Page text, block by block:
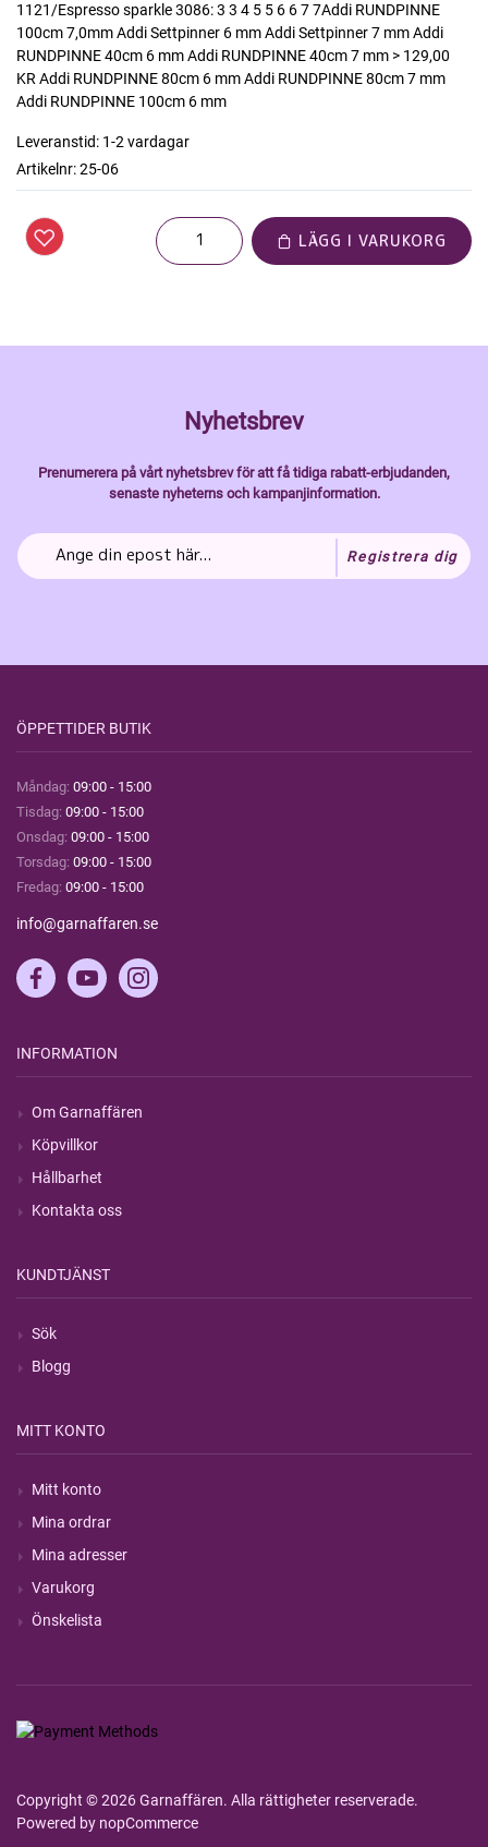
1121/Espresso sparkle 3086: 3 3 4 5 5 6 6 7 7Addi RUNDPINNE
100cm 7,0mm Addi Settpinner 6 mm Addi Settpinner 7 mm Addi
RUNDPINNE 40cm 6 mm Addi RUNDPINNE 40cm 7 mm > 129,00
KR Addi RUNDPINNE 80cm 6 mm Addi RUNDPINNE 80cm 7 mm
Addi RUNDPINNE 100cm 6 mm
Leveranstid: 1-2 vardagar
Artikelnr:25-06
LÄGG I VARUKORG
Nyhetsbrev
Prenumerera på vårt nyhetsbrev för att få tidiga rabatt-erbjudanden,
senaste nyheterns och kampanjinformation.
Registrera dig
ÖPPETTIDER BUTIK
Måndag: 09:00 - 15:00
Tisdag: 09:00 - 15:00
Onsdag: 09:00 - 15:00
Torsdag: 09:00 - 15:00
Fredag: 09:00 - 15:00
info@garnaffaren.se
INFORMATION
Om Garnaffären
Köpvillkor
Hållbarhet
Kontakta oss
KUNDTJÄNST
Sök
Blogg
MITT KONTO
Mitt konto
Mina ordrar
Mina adresser
Varukorg
Önskelista
Copyright © 2026 Garnaffären. Alla rättigheter reserverade.
Powered by nopCommerce